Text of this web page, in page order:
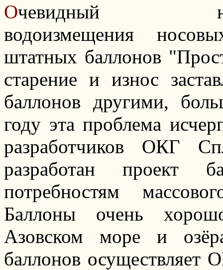
Очевидный
водоизмещения
штатных баллонов
старение и износ
баллонов другими,
году эта проблема
разработчиков ОКГ
разработан проект
потребностям
Баллоны очень
Азовском море и
баллонов осуществляет